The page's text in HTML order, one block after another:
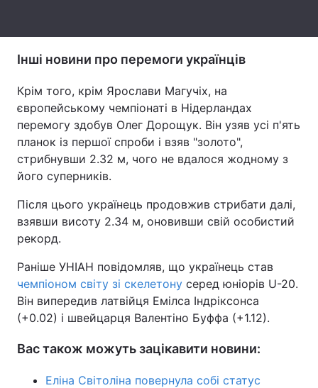
Тема оформлення
Інші новини про перемоги українців
Крім того, крім Ярослави Магучіх, на
європейському чемпіонаті в Нідерландах
перемогу здобув Олег Дорощук. Він узяв усі п'ять
планок із першої спроби і взяв "золото",
стрибнувши 2.32 м, чого не вдалося жодному з
його суперників.
Після цього українець продовжив стрибати далі,
взявши висоту 2.34 м, оновивши свій особистий
рекорд.
Раніше УНІАН повідомляв, що українець став
чемпіоном світу зі скелетону серед юніорів U-20.
Він випередив латвійця Емілса Індріксонса
(+0.02) і швейцарця Валентіно Буффа (+1.12).
Вас також можуть зацікавити новини:
Еліна Світоліна повернула собі статус